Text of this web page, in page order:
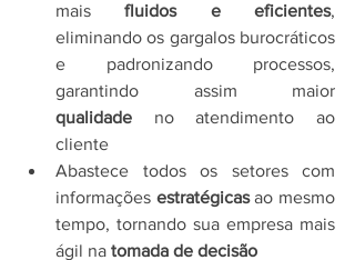
mais fluidos e eficientes,
eliminando os gargalos burocráticos
e padronizando processos,
qualidade no atendimento ao
cliente
Abastece todos os setores com
informações estratégicas ao mesmo
tempo, tornando sua empresa mais
ágil na tomada de decisão